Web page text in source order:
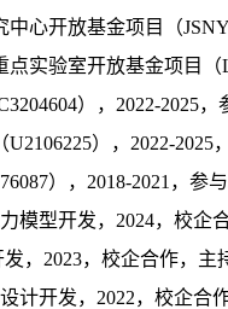
心开放基金项目（
实验室开放基金项目（
），2022-2025，
），2022-2025
），2018-2021，参与
模型开发，2024，校企
，2023，校企合作，主
计开发，2022，校企合